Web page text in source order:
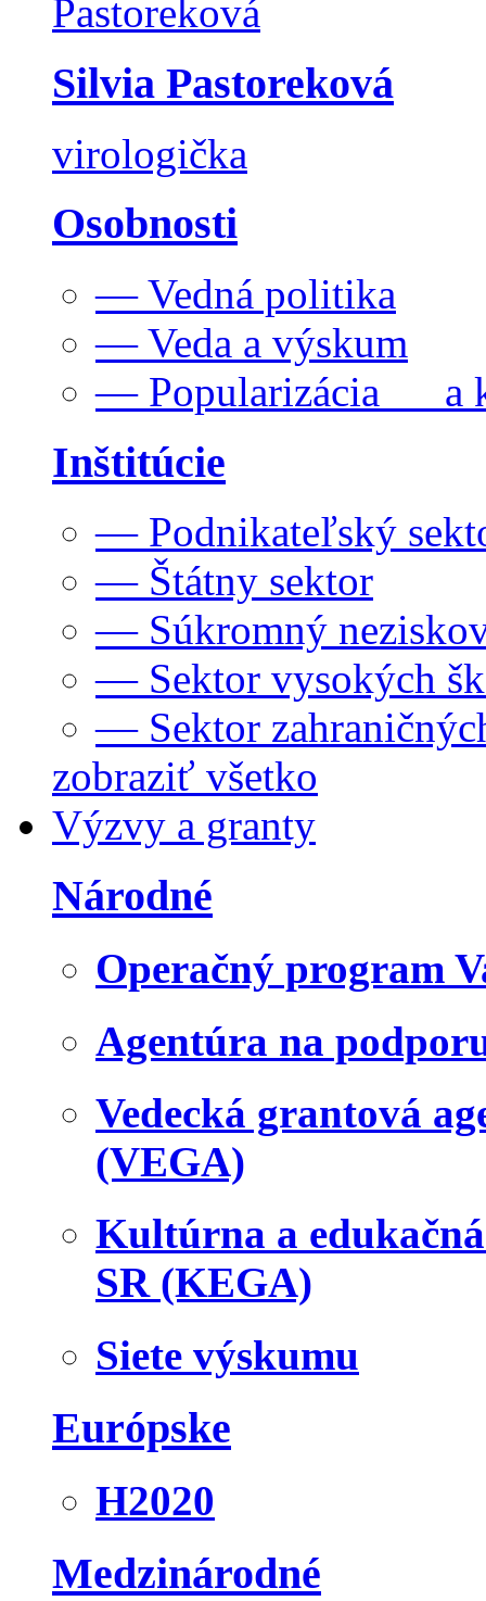
Silvia Pastoreková
virologička
Osobnosti
— Vedná politika
— Veda a výskum
— Popularizácia a
Inštitúcie
— Podnikateľský
— Štátny sektor
— Súkromný
— Sektor vysokých
— Sektor
zobraziť všetko
Výzvy a granty
Národné
Operačný program
Agentúra na
Vedecká grantová
(VEGA)
Kultúrna a
SR (KEGA)
Siete výskumu
Európske
H2020
Medzinárodné